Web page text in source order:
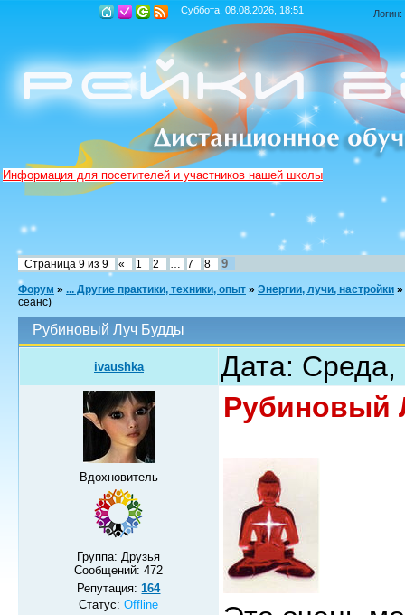
Суббота, 08.08.2026, 18:51 Логин:
Информация для посетителей и участников нашей школы
Страница 9 из 9 « 1 2 7 8 9
Форум » ... Другие практики, техники, опыт » Энергии, лучи, настройки »
сеанс)
Рубиновый Луч Будды
ivaushka Дата:
Вдохновитель
Группа: Друзья
Сообщений:472
Репутация:164
Статус:Offline
Рубиновый